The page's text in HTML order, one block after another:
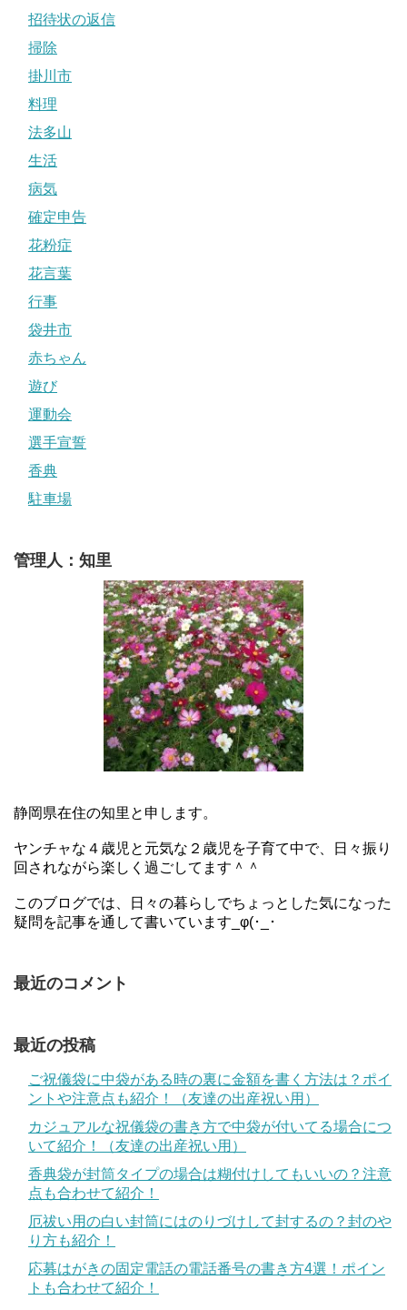
招待状の返信
掃除
掛川市
料理
法多山
生活
病気
確定申告
花粉症
花言葉
行事
袋井市
赤ちゃん
遊び
運動会
選手宣誓
香典
駐車場
管理人：知里
静岡県在住の知里と申します。
ヤンチャな４歳児と元気な２歳児を子育て中で、日々振り
回されながら楽しく過ごしてます＾＾
このブログでは、日々の暮らしでちょっとした気になった
疑問を記事を通して書いています_φ(･_･
最近のコメント
最近の投稿
ご祝儀袋に中袋がある時の裏に金額を書く方法は？ポイ
ントや注意点も紹介！（友達の出産祝い用）
カジュアルな祝儀袋の書き方で中袋が付いてる場合につ
いて紹介！（友達の出産祝い用）
香典袋が封筒タイプの場合は糊付けしてもいいの？注意
点も合わせて紹介！
厄祓い用の白い封筒にはのりづけして封するの？封のや
り方も紹介！
応募はがきの固定電話の電話番号の書き方4選！ポイン
トも合わせて紹介！